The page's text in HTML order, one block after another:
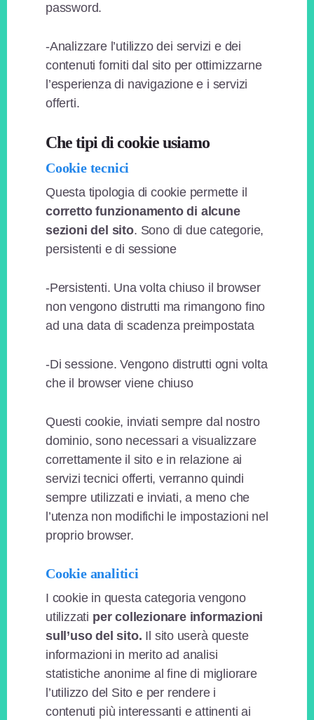
password.
-Analizzare l’utilizzo dei servizi e dei
contenuti forniti dal sito per ottimizzarne
l’esperienza di navigazione e i servizi
offerti.
Che tipi di cookie usiamo
Cookie tecnici
Questa tipologia di cookie permette il
corretto funzionamento di alcune
sezioni del sito. Sono di due categorie,
persistenti e di sessione
-Persistenti. Una volta chiuso il browser
non vengono distrutti ma rimangono fino
ad una data di scadenza preimpostata
-Di sessione. Vengono distrutti ogni volta
che il browser viene chiuso
Questi cookie, inviati sempre dal nostro
dominio, sono necessari a visualizzare
correttamente il sito e in relazione ai
servizi tecnici offerti, verranno quindi
sempre utilizzati e inviati, a meno che
l’utenza non modifichi le impostazioni nel
proprio browser.
Cookie analitici
I cookie in questa categoria vengono
utilizzati per collezionare informazioni
sull’uso del sito. Il sito userà queste
informazioni in merito ad analisi
statistiche anonime al fine di migliorare
l’utilizzo del Sito e per rendere i
contenuti più interessanti e attinenti ai